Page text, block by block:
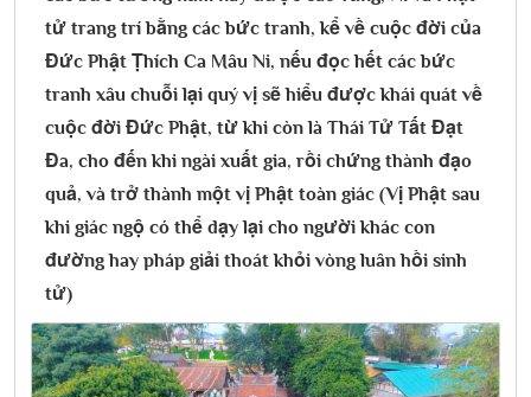
tử trang trí bằng các bức tranh, kể về cuộc đời của
Đức Phật Ṭhích Ca Mâu Ni, nếu đọc hết các bức
tranh xâu chuỗi lại quý vị sẽ hiểu được khái quát về
cuộc đời Đức Phật, từ khi còn là Thái Tử Tất Đạt
Đa, cho đến khi ngài xuất gia, rồi chứng thành đạo
quả, và trở thành một vị Phật toàn giác (Vị Phật sau
khi giác ngộ có thể dạy lại cho người khác con
đường hay pháp giải thoát khỏi vòng luân hồi sinh
tử)